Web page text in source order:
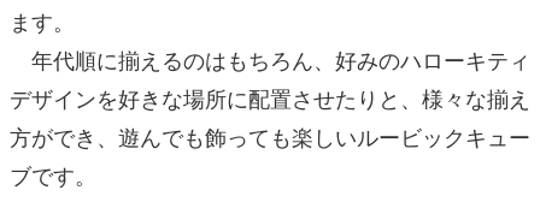
ます。
年代順に揃えるのはもちろん、好みのハローキティ
デザインを好きな場所に配置させたりと、様々な揃え
方ができ、遊んでも飾っても楽しいルービックキュー
ブです。